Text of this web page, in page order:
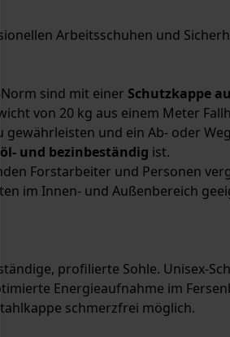
Arbeitsschuhen und
sind mit einer Schutzkappe
von 20 kg aus einem Meter
und ein Ab- oder
und bezinbeständig ist.
Forstarbeiter und Personen
im Innen- und Außenbereich
profilierte Sohle. Unisex-
Energieaufnahme im
schmerzfrei möglich.